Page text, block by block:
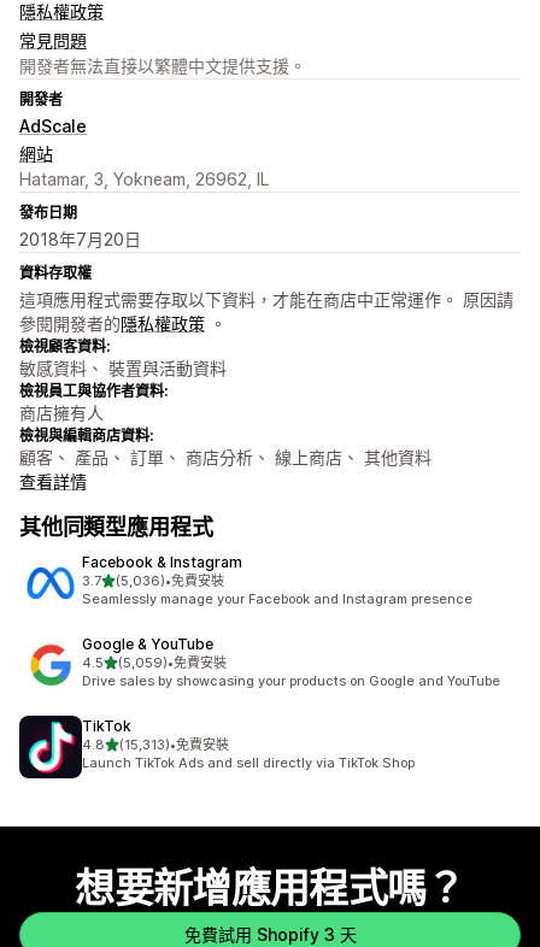
隱私權政策
常見問題
開發者無法直接以繁體中文提供支援。
開發者
AdScale
網站
Hatamar, 3, Yokneam, 26962, IL
發布日期
2018年7月20日
資料存取權
這項應用程式需要存取以下資料，才能在商店中正常運作。 原因請
參閱開發者的隱私權政策 。
檢視顧客資料:
敏感資料、 裝置與活動資料
檢視員工與協作者資料:
商店擁有人
檢視與編輯商店資料:
顧客、 產品、 訂單、 商店分析、 線上商店、 其他資料
查看詳情
其他同類型應用程式
Facebook & Instagram
3.7滿分 5 顆星
(5,036)
共有 5036 則評價
•免費安裝
Seamlessly manage your Facebook and Instagram presence
Google & YouTube
4.5滿分 5 顆星
(5,059)
共有 5059 則評價
•免費安裝
Drive sales by showcasing your products on Google and YouTube
TikTok
4.8滿分 5 顆星
(15,313)
共有 15313 則評價
•免費安裝
Launch TikTok Ads and sell directly via TikTok Shop
想要新增應用程式嗎？
免費試用 Shopify 3 天